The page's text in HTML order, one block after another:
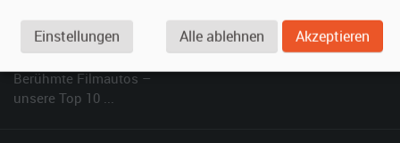
SPECIAL
Berühmte Filmautos –
unsere Top 10 ...
Einstellungen Alle ablehnen Akzeptieren